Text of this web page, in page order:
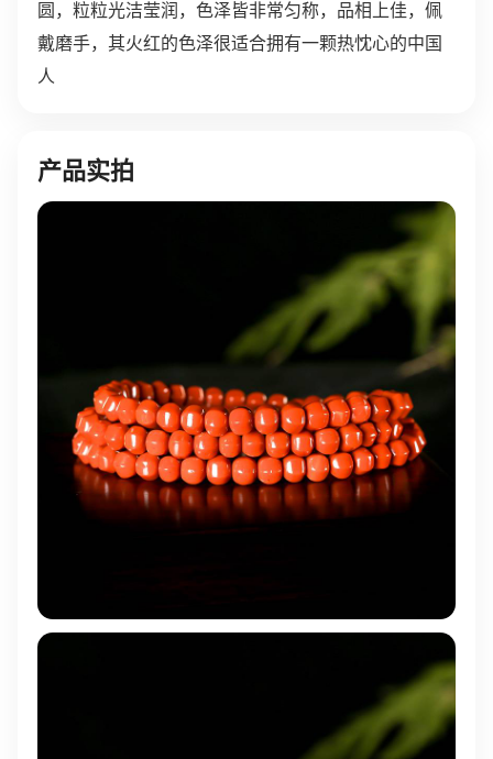
圆，粒粒光洁莹润，色泽皆非常匀称，品相上佳，佩
戴磨手，其火红的色泽很适合拥有一颗热忱心的中国
人
产品实拍